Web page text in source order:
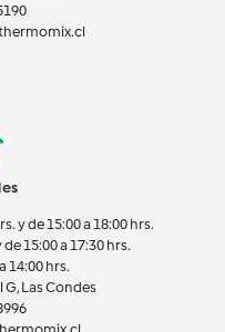
y de 15:00 a 18:00 hrs.
15:00 a 17:30 hrs.
14:00 hrs.
G, Las Condes